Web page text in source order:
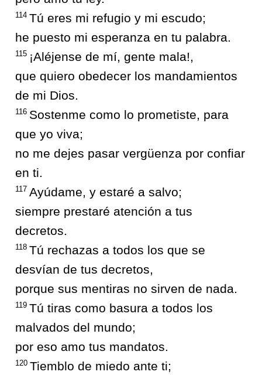
114 Tú eres mi refugio y mi escudo;
he puesto mi esperanza en tu palabra.
115 ¡Aléjense de mí, gente mala!,
que quiero obedecer los mandamientos
de mi Dios.
116 Sostenme como lo prometiste, para
que yo viva;
no me dejes pasar vergüenza por confiar
en ti.
117 Ayúdame, y estaré a salvo;
siempre prestaré atención a tus
decretos.
118 Tú rechazas a todos los que se
desvían de tus decretos,
porque sus mentiras no sirven de nada.
119 Tú tiras como basura a todos los
malvados del mundo;
por eso amo tus mandatos.
120 Tiemblo de miedo ante ti;